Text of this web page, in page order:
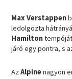
Max Verstappen
ledolgozta
Hamilton
járó egy pontra, s
AzAlpinenagyon